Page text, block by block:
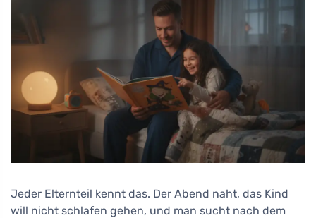
Jeder Elternteil kennt das. Der Abend naht, das Kind
will nicht schlafen gehen, und man sucht nach dem